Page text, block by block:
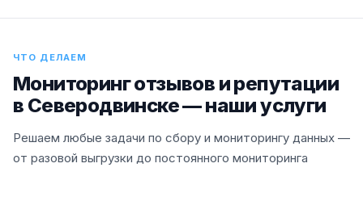
ЧТО ДЕЛАЕМ
Мониторинг отзывов и репутации
в Северодвинске — наши услуги
Решаем любые задачи по сбору и мониторингу данных —
от разовой выгрузки до постоянного мониторинга